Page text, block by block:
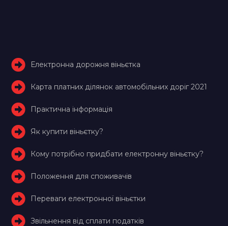
Електронна дорожня віньєтка
Карта платних ділянок автомобільних доріг 2021
Практична інформація
Як купити віньєтку?
Кому потрібно придбати електронну віньєтку?
Положення для споживачів
Переваги електронної віньєтки
Звільнення від сплати податків